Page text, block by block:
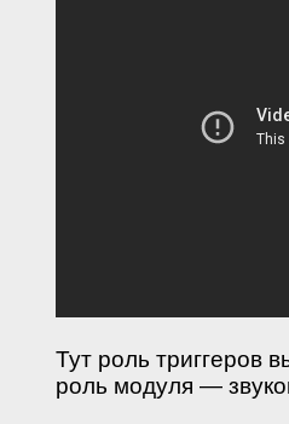
Тут роль триггеров
роль модуля —